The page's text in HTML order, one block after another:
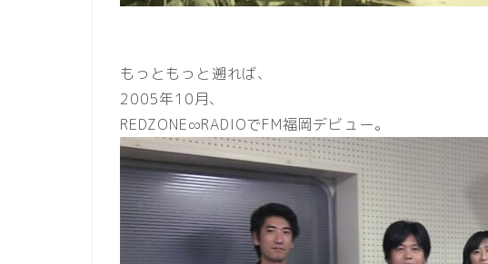
もっともっと遡れば、
2005年10月、
REDZONE∞RADIOでFM福岡デビュー。